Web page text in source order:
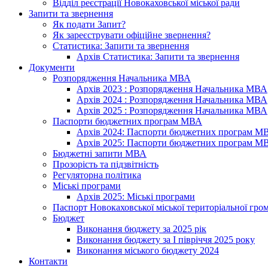
Відділ реєстрації Новокаховської міської ради
Запити та звернення
Як подати Запит?
Як зареєструвати офіційне звернення?
Статистика: Запити та звернення
Архів Статистика: Запити та звернення
Документи
Розпорядження Начальника МВА
Архів 2023 : Розпорядження Начальника МВА
Архів 2024 : Розпорядження Начальника МВА
Архів 2025 : Розпорядження Начальника МВА
Паспорти бюджетних програм МВА
Архів 2024: Паспорти бюджетних програм
Архів 2025: Паспорти бюджетних програм
Бюджетні запити МВА
Прозорість та підзвітність
Регуляторна політика
Міські програми
Архів 2025: Міські програми
Паспорт Новокаховської міської територіальної
Бюджет
Виконання бюджету за 2025 рік
Виконання бюджету за І півріччя 2025 року
Виконання міського бюджету 2024
Контакти